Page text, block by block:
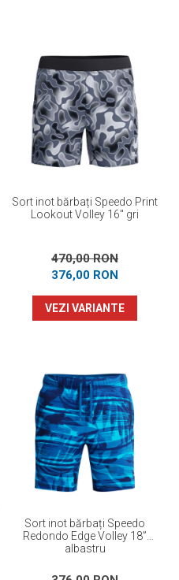
Sort inot bărbați Speedo Print
Lookout Volley 16" gri
470,00 RON
376,00 RON
VEZI VARIANTE
Sort inot bărbați Speedo
Redondo Edge Volley 18”
albastru